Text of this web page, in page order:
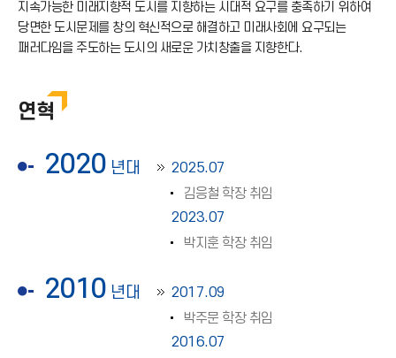
지속가능한 미래지향적 도시를 지향하는 시대적 요구를 충족하기 위하여
당면한 도시문제를 창의 혁신적으로 해결하고 미래사회에 요구되는
패러다임을 주도하는 도시의 새로운 가치창출을 지향한다.
연혁
2020 년대
2025.07
김응철 학장 취임
2023.07
박지훈 학장 취임
2010 년대
2017.09
박주문 학장 취임
2016.07